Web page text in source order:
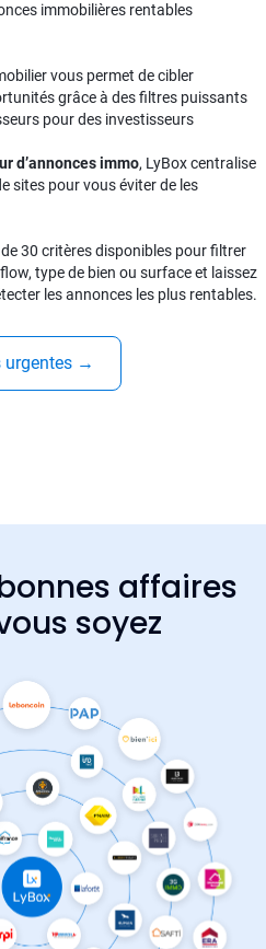
immobilières rentables
vous permet de cibler
grâce à des filtres puissants
pour des investisseurs
d’annonces immo, LyBox centralise
sites pour vous éviter de les
30 critères disponibles pour filtrer
type de bien ou surface et laissez
les annonces les plus rentables.
→
affaires
soyez